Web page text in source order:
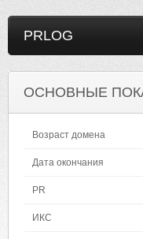
PRLOG
ОСНОВНЫЕ
Возраст домена
Дата окончания
PR
ИКС